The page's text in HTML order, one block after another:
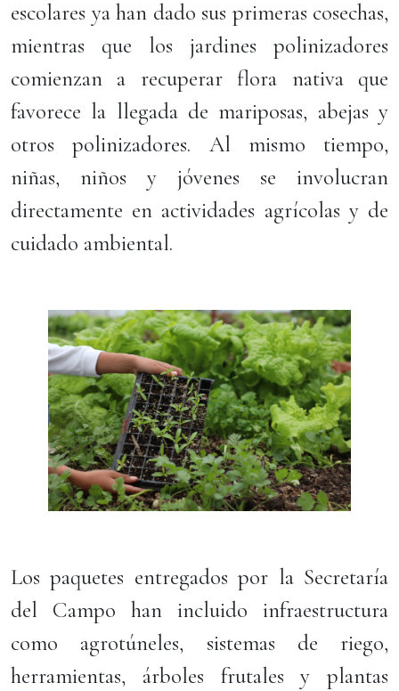
escolares ya han dado sus primeras cosechas,
mientras que los jardines polinizadores
comienzan a recuperar flora nativa que
favorece la llegada de mariposas, abejas y
otros polinizadores. Al mismo tiempo,
niñas, niños y jóvenes se involucran
directamente en actividades agrícolas y de
cuidado ambiental.
Los paquetes entregados por la Secretaría
del Campo han incluido infraestructura
como agrotúneles, sistemas de riego,
herramientas, árboles frutales y plantas